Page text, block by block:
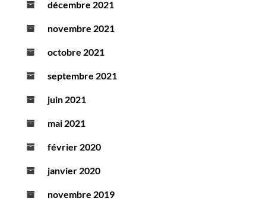
décembre 2021
novembre 2021
octobre 2021
septembre 2021
juin 2021
mai 2021
février 2020
janvier 2020
novembre 2019